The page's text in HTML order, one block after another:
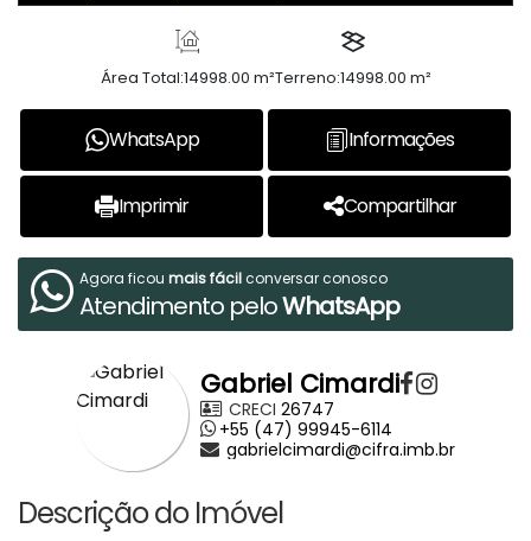
Área Total:14998.00 m²Terreno:14998.00 m²
WhatsApp Informações
Imprimir Compartilhar
Agora ficou mais fácilconversar conosco
Atendimento peloWhatsApp
Gabriel Cimardi
CRECI 26747
+55 (47) 99945-6114
gabrielcimardi@cifra.imb.br
Descrição do Imóvel